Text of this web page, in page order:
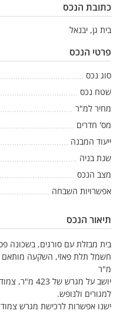
כתובת הנכס
בית גן, יבנאל
פרטי הנכס
סוג נכס
שטח נכס
מחיר למ"ר
מס' חדרים
ייעוד המבנה
שנת בניה
מצב הנכס
אפשרויות השבחה
תיאור הנכס
בית מבזלת עם סורגים, בשכונה
מ"ר
יושב על
למגורים ולנופש.
ישנו אפשרות לרכישת מגרש צמוד